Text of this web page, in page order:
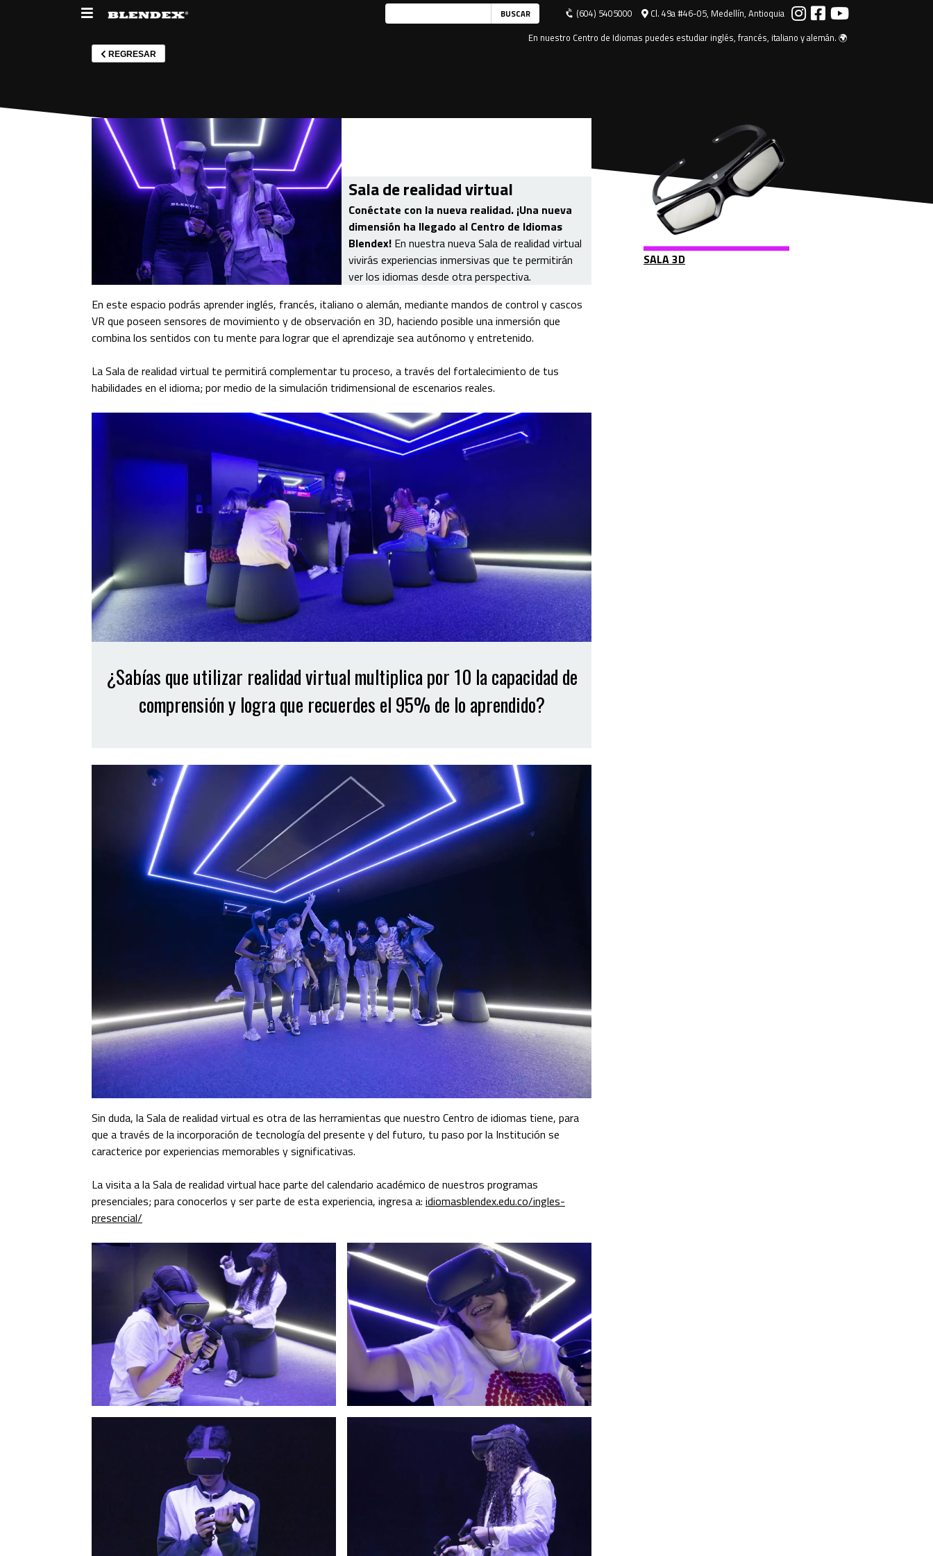
(604) 5405000
Cl. 49a #46-05, Medellín, Antioquia
En nuestro Centro de Idiomas puedes estudiar inglés, francés, italiano y alemán. 🌍
REGRESAR
Sala de realidad virtual
Conéctate con la nueva realidad. ¡Una nueva
dimensión ha llegado al Centro de Idiomas
Blendex! En nuestra nueva Sala de realidad virtual
vivirás experiencias inmersivas que te permitirán
ver los idiomas desde otra perspectiva.
En este espacio podrás aprender inglés, francés, italiano o alemán, mediante mandos de control y cascos
VR que poseen sensores de movimiento y de observación en 3D, haciendo posible una inmersión que
combina los sentidos con tu mente para lograr que el aprendizaje sea autónomo y entretenido.
La Sala de realidad virtual te permitirá complementar tu proceso, a través del fortalecimiento de tus
habilidades en el idioma; por medio de la simulación tridimensional de escenarios reales.
¿Sabías que utilizar realidad virtual multiplica por 10 la capacidad de
comprensión y logra que recuerdes el 95% de lo aprendido?
Sin duda, la Sala de realidad virtual es otra de las herramientas que nuestro Centro de idiomas tiene, para
que a través de la incorporación de tecnología del presente y del futuro, tu paso por la Institución se
caracterice por experiencias memorables y significativas.
La visita a la Sala de realidad virtual hace parte del calendario académico de nuestros programas
presenciales; para conocerlos y ser parte de esta experiencia, ingresa a: idiomasblendex.edu.co/ingles-
presencial/
SALA 3D